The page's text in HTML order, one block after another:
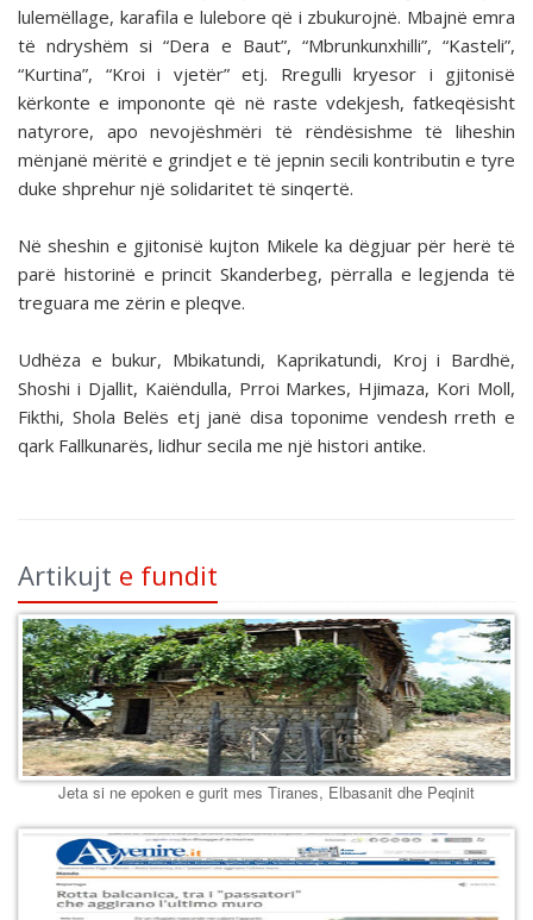
lulemëllage, karafila e lulebore që i zbukurojnë. Mbajnë emra
të ndryshëm si “Dera e Baut”, “Mbrunkunxhilli”, “Kasteli”,
“Kurtina”, “Kroi i vjetër” etj. Rregulli kryesor i gjitonisë
kërkonte e impononte që në raste vdekjesh, fatkeqësisht
natyrore, apo nevojëshmëri të rëndësishme të liheshin
mënjanë mëritë e grindjet e të jepnin secili kontributin e tyre
duke shprehur një solidaritet të sinqertë.
Në sheshin e gjitonisë kujton Mikele ka dëgjuar për herë të
parë historinë e princit Skanderbeg, përralla e legjenda të
treguara me zërin e pleqve.
Udhëza e bukur, Mbikatundi, Kaprikatundi, Kroj i Bardhë,
Shoshi i Djallit, Kaiëndulla, Prroi Markes, Hjimaza, Kori Moll,
Fikthi, Shola Belës etj janë disa toponime vendesh rreth e
qark Fallkunarës, lidhur secila me një histori antike.
Artikujt e fundit
Jeta si ne epoken e gurit mes Tiranes, Elbasanit dhe Peqinit